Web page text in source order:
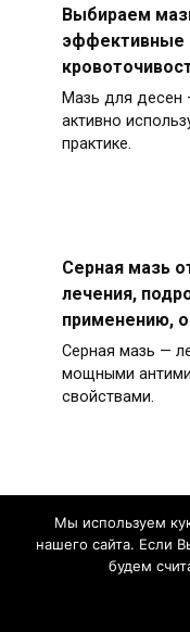
Выбираем
эффективные
Мазь для десен
активно
практике.
Серная мазь
лечения,
применению,
Серная мазь —
мощными
свойствами.
Артрафик
применению,
Артрафик —
форме мази для
Мы используем
нашего сайта. Если
будем